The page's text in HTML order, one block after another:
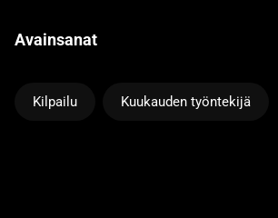
Avainsanat
Kilpailu Kuukauden työntekijä